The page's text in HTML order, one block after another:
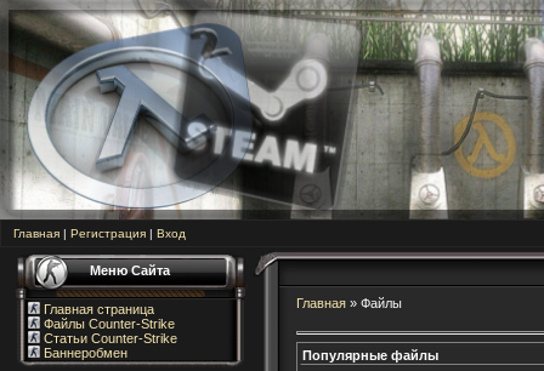
Главная | Регистрация | Вход
Меню Сайта
Главная страница
Файлы Counter-Strike
Статьи Counter-Strike
Баннеробмен
Главная » Файлы
Популярные файлы